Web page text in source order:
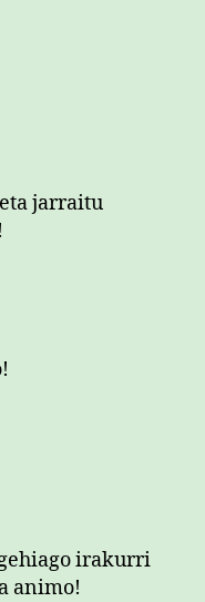
jarraitu
irakurri
animo!